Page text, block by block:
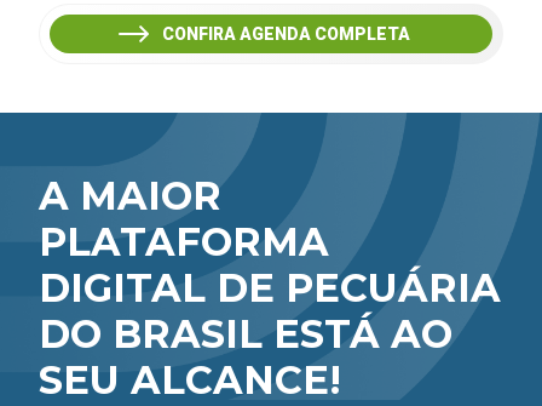
CONFIRA AGENDA COMPLETA
A MAIOR
PLATAFORMA
DIGITAL DE PECUÁRIA
DO BRASIL ESTÁ AO
SEU ALCANCE!